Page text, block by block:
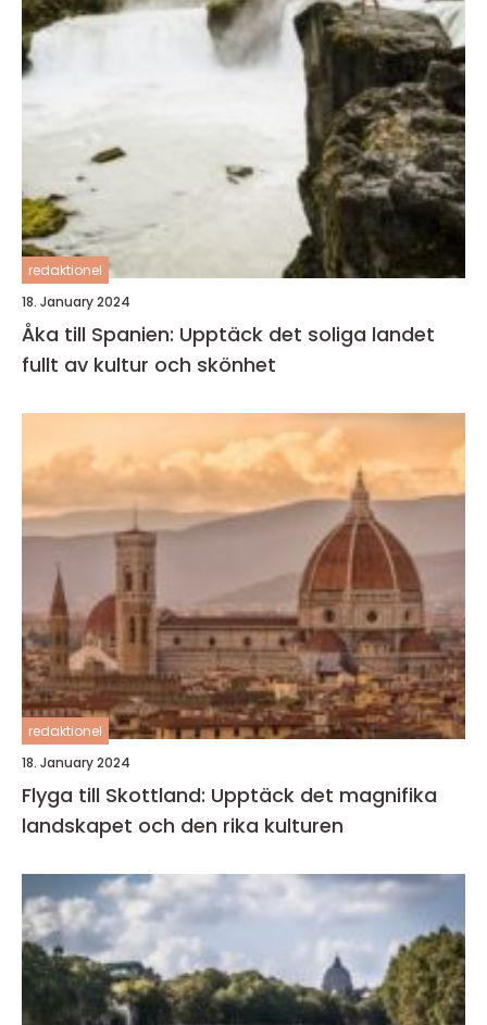
redaktionel
18. January 2024
Åka till Spanien: Upptäck det soliga landet
fullt av kultur och skönhet
redaktionel
18. January 2024
Flyga till Skottland: Upptäck det magnifika
landskapet och den rika kulturen